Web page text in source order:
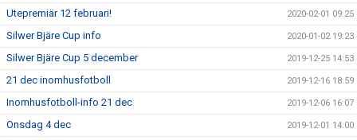
Utepremiär 12 februari! 2020-02-01 09:25
Silwer Bjäre Cup info 2020-01-02 19:23
Silwer Bjäre Cup 5 december 2019-12-25 14:53
21 dec inomhusfotboll 2019-12-16 18:59
Inomhusfotboll-info 21 dec 2019-12-06 16:07
Onsdag 4 dec 2019-12-01 14:00